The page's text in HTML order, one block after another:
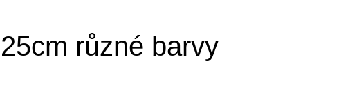
různé barvy